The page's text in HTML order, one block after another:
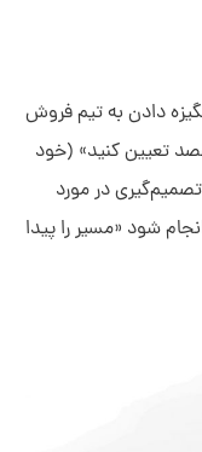
دادن به تیم فروش
تعیین کنید» (خود
در مورد
شود «مسیر را پیدا